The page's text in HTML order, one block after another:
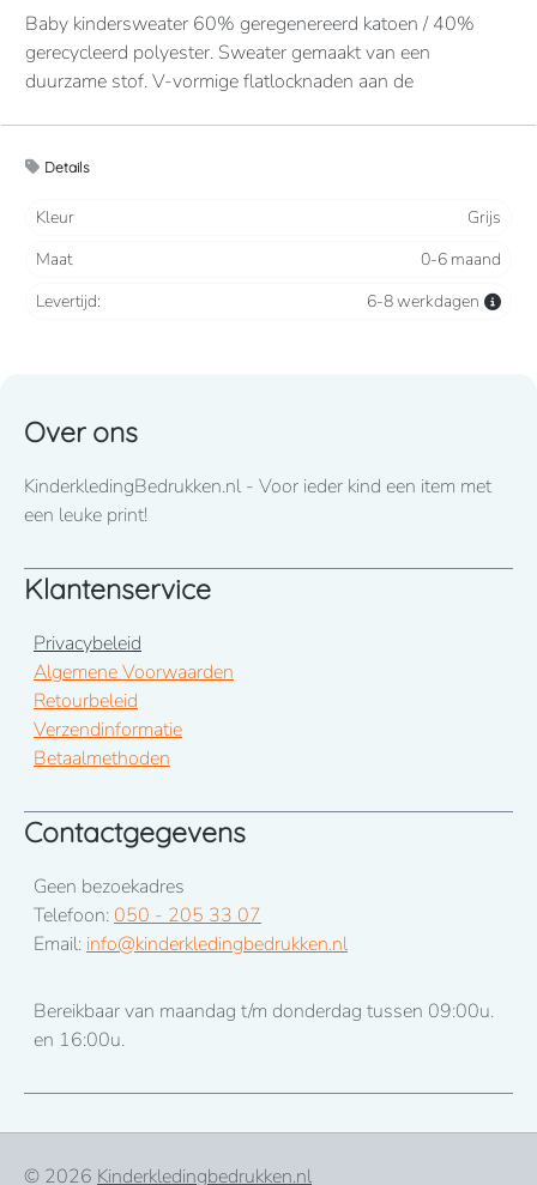
Baby kindersweater 60% geregenereerd katoen / 40%
gerecycleerd polyester. Sweater gemaakt van een
duurzame stof. V-vormige flatlocknaden aan de
Zacht en comfortabel
Details
Kleur
Grijs
Maat
0-6 maand
Levertijd:
6-8 werkdagen
Over ons
KinderkledingBedrukken.nl - Voor ieder kind een item met
een leuke print!
Klantenservice
Privacybeleid
Algemene Voorwaarden
Retourbeleid
Verzendinformatie
Betaalmethoden
Contactgegevens
Geen bezoekadres
Telefoon: 050 - 205 33 07
Email: info@kinderkledingbedrukken.nl
Bereikbaar van maandag t/m donderdag tussen 09:00u.
en 16:00u.
© 2026 Kinderkledingbedrukken.nl